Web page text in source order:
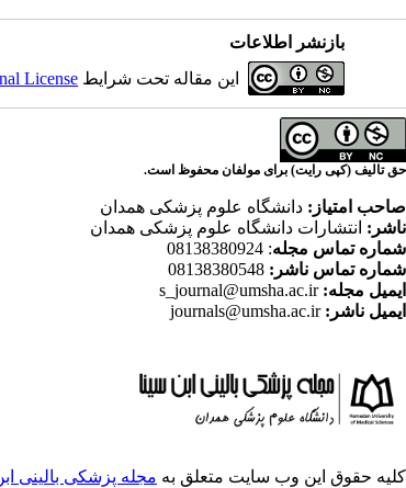
بازنشر اطلاعات
این مقاله تحت شرایط License
حق تالیف (کپی رایت) برای مولفان محفوظ است.
صاحب امتیاز: دانشگاه علوم پزشکی همدان
ناشر: انتشارات دانشگاه علوم پزشکی همدان
شماره تماس مجله: 08138380924
شماره تماس ناشر:
ایمیل مجله: s_journal@umsha.ac.ir
ایمیل ناشر: journals@umsha.ac.ir
کلیه حقوق این وب سایت متعلق به مجله پزشکی بالینی